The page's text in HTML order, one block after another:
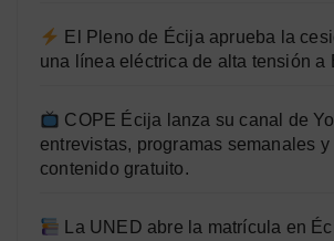
El Pleno de Écija aprueba la
una línea eléctrica de alta tensión a
COPE Écija lanza su canal de
entrevistas, programas semanales y
contenido gratuito.
La UNED abre la matrícula en